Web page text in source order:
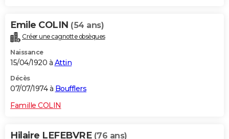
Emile COLIN (54 ans)
Créer une cagnotte obsèques
Naissance
15/04/1920 à Attin
Décès
07/07/1974 à Boufflers
Famille COLIN
Hilaire LEFEBVRE (76 ans)